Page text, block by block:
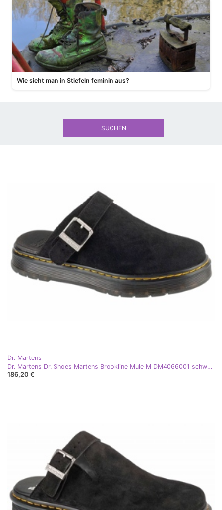
Wie sieht man in Stiefeln feminin aus?
Dr. Martens
Dr. Martens Dr. Shoes Martens Brookline Mule M DM4066001 schwarz
186,20 €
SUCHEN